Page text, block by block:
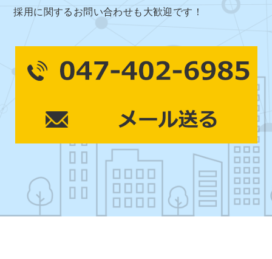
採用に関するお問い合わせも大歓迎です！